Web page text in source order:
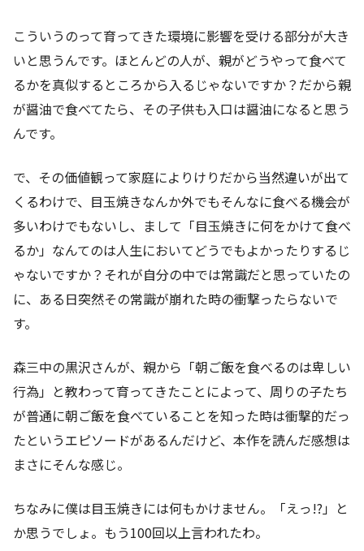
こういうのって育ってきた環境に影響を受ける部分が大き
いと思うんです。ほとんどの人が、親がどうやって食べて
るかを真似するところから入るじゃないですか？だから親
が醤油で食べてたら、その子供も入口は醤油になると思う
んです。
で、その価値観って家庭によりけりだから当然違いが出て
くるわけで、目玉焼きなんか外でもそんなに食べる機会が
多いわけでもないし、まして「目玉焼きに何をかけて食べ
るか」なんてのは人生においてどうでもよかったりするじ
ゃないですか？それが自分の中では常識だと思っていたの
に、ある日突然その常識が崩れた時の衝撃ったらないで
す。
森三中の黒沢さんが、親から「朝ご飯を食べるのは卑しい
行為」と教わって育ってきたことによって、周りの子たち
が普通に朝ご飯を食べていることを知った時は衝撃的だっ
たというエピソードがあるんだけど、本作を読んだ感想は
まさにそんな感じ。
ちなみに僕は目玉焼きには何もかけません。「えっ!?」と
か思うでしょ。もう100回以上言われたわ。